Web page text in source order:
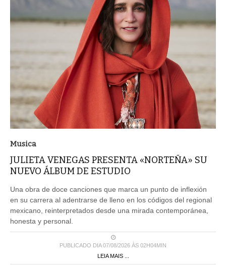
Musica
JULIETA VENEGAS PRESENTA «NORTEÑA» SU
NUEVO ÁLBUM DE ESTUDIO
Una obra de doce canciones que marca un punto de inflexión
en su carrera al adentrarse de lleno en los códigos del regional
mexicano, reinterpretados desde una mirada contemporánea,
honesta y personal.
PUBLICADO DIA 07/08/2026 ÀS 02H04MIN
LEIA MAIS ...